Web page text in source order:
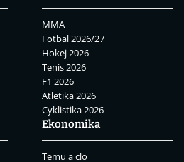
MMA
Fotbal 2026/27
Hokej 2026
Tenis 2026
F1 2026
Atletika 2026
Cyklistika 2026
Ekonomika
Temu a clo